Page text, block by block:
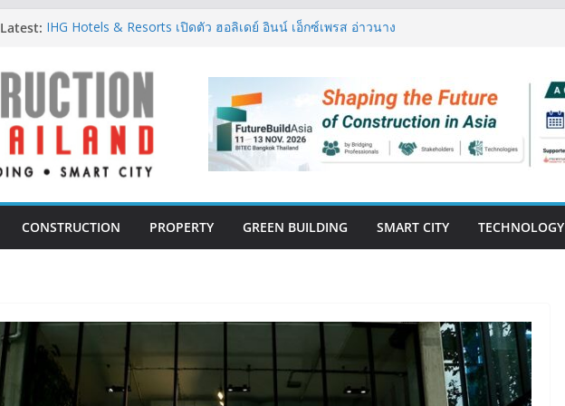
Latest: IHG Hotels & Resorts เปิดตัว ฮอลิเดย์ อินน์ เอ็กซ์เพรส อ่าวนาง
ตั้งแต่การออกแบบถึงการตรวจสอบอาคารไทย รับมือแผ่นดินไหว
TITLE เผยรายได้ครึ่งปีแรก’69 มากกว่า 2,000 ล้านบาท เติบโต
377% ชี้ดีมานด์ภูเก็ตยังแกร่ง
BCT Expo 2026 ชูแนวคิด “Empowering Net Zero in
Construction & Mining” ขับเคลื่อนอุตสาหกรรมก่อสร้างและ
เหมืองแร่สู่สังคมคาร์บอนต่ำอย่างยั่งยืน
สร้างการเติบโตอย่างยั่งยืน
CONSTRUCTION PROPERTY GREEN BUILDING SMART CITY TECHNOLOGY
CONSTRUCTION
THAILAND : VOL.33
(May-Jun 2026)